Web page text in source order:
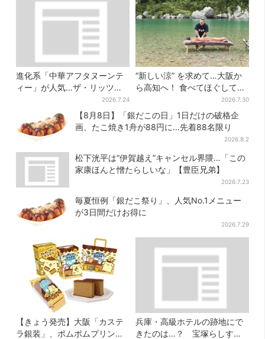
進化系「中華アフタヌーンテ
ィー」が人気…ザ・リッツ・
カールトン大阪でも、8月末ま
2026.7.24
“新しい涼” を求めて…大阪か
ら高知へ！ 食べてほぐして
「仁淀ブルー」でととのう体
験旅【2026夏最新版】
2026.7.30
【8月8日】「銀だこの日」1日だけの破格企
画、たこ焼き1舟が88円に…先着88名限り
2026.8.2
松下洸平は“伊賀越え”キャンセル界隈…「この
家康ほんと憎たらしいな」【豊臣兄弟】
2026.7.23
毎夏恒例「銀だこ祭り」、人気No.1メニュー
が3日間だけお得に
2026.7.29
【きょう発売】大阪「カステ
ラ銀装」、ポムポムプリンと
兵庫・高級ホテルの跡地にで
きたのは…？ 宝塚らしすぎ